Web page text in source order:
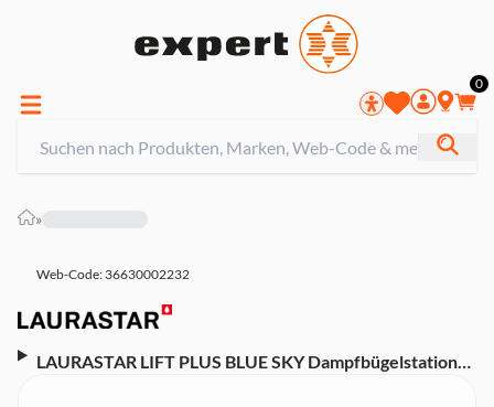
0
»
Web-Code: 36630002232
LAURASTAR LIFT PLUS BLUE SKY Dampfbügelstation